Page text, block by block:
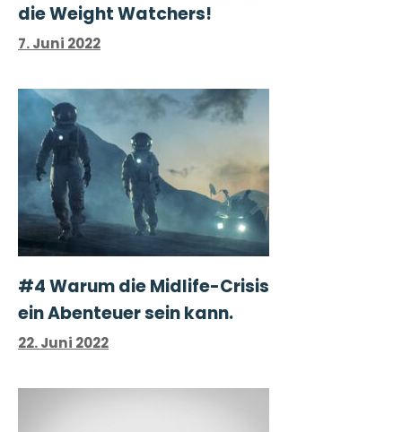
die Weight Watchers!
7. Juni 2022
#4 Warum die Midlife-Crisis
ein Abenteuer sein kann.
22. Juni 2022